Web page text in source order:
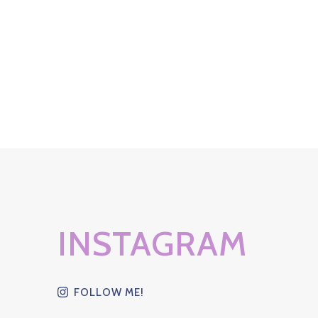
INSTAGRAM
FOLLOW ME!